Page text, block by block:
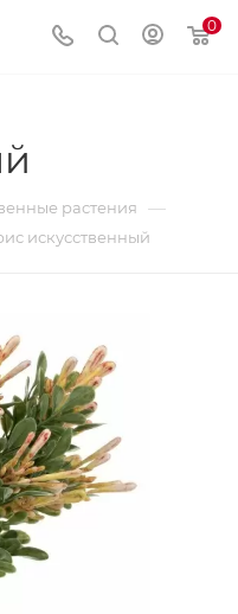
0
растения —
искусственный